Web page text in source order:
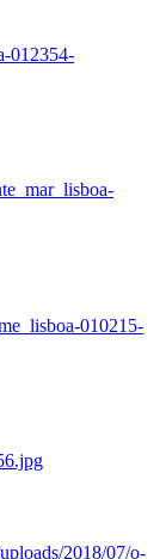
012354-
010215-
2018/07/o-